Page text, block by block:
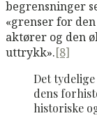
begrensninger
«grenser for
aktører og den
uttrykk».[8]
Det
dens
historiske